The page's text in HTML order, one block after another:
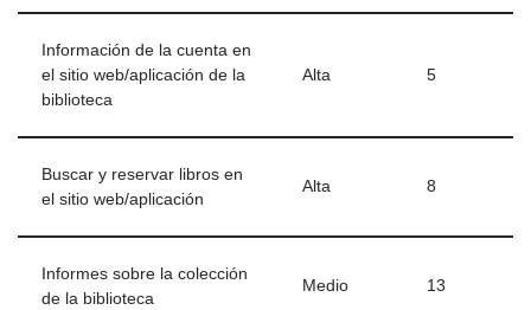
Información de la cuenta en
el sitio web/aplicación de la
biblioteca
Alta 5
Buscar y reservar libros en
el sitio web/aplicación
Alta 8
Informes sobre la colección
de la biblioteca
Medio 13